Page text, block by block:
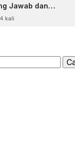
Jawab dan
kali